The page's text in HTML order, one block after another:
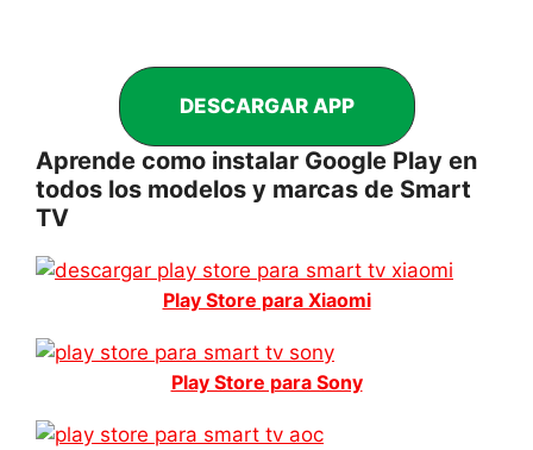
DESCARGAR APP
Aprende como instalar Google Play en
todos los modelos y marcas de Smart
TV
Play Store para Xiaomi
Play Store para Sony